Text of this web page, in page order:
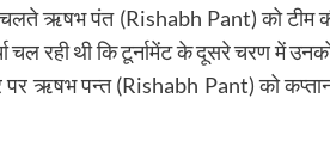
ऋषभ पंत (Rishabh Pant) को टीम की
रही थी कि टूर्नामेंट के दूसरे चरण में
ऋषभ पन्त (Rishabh Pant) को